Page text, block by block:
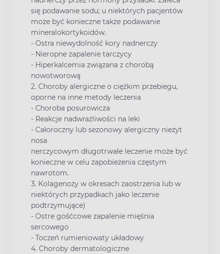
się podawanie sodu; u niektórych pacjentów
może być konieczne także podawanie
mineralokortykoidów.
- Ostra niewydolność kory nadnerczy
- Nieropne zapalenie tarczycy
- Hiperkalcemia związana z chorobą
nowotworową
2. Choroby alergiczne o ciężkim przebiegu,
oporne na inne metody leczenia
- Choroba posurowicza
- Reakcje nadwrażliwości na leki
- Całoroczny lub sezonowy alergiczny nieżyt
nosa
nerczycowym długotrwałe leczenie może być
konieczne w celu zapobieżenia częstym
nawrotom.
3. Kolagenozy w okresach zaostrzenia lub w
niektórych przypadkach jako leczenie
podtrzymujące)
- Ostre gośćcowe zapalenie mięśnia
sercowego
- Toczeń rumieniowaty układowy
4. Choroby dermatologiczne